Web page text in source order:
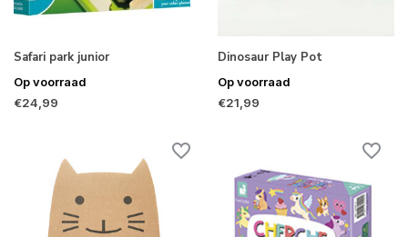
Safari park junior
Op voorraad
€24,99
Dinosaur Play Pot
Op voorraad
€21,99